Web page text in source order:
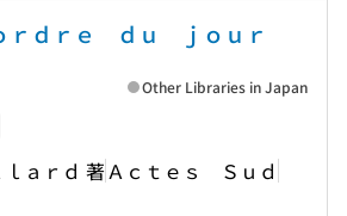
ｒｄｒｅ ｄｕ ｊｏｕｒ
ａｒｄ 著Ａｃｔｅｓ Ｓｕｄ
Other Libraries in Japan